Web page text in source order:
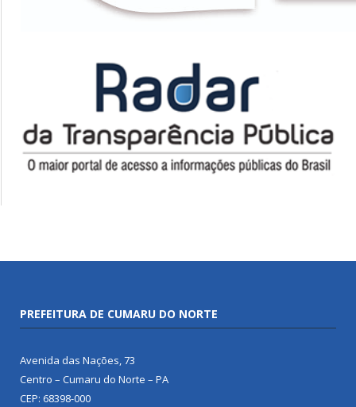
PREFEITURA DE CUMARU DO NORTE
Avenida das Nações, 73
Centro – Cumaru do Norte – PA
CEP: 68398-000